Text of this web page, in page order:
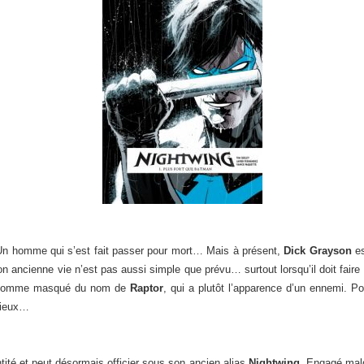
homme qui s’est fait passer pour mort… Mais à présent, Dick Grayson
ancienne vie n’est pas aussi simple que prévu… surtout lorsqu’il doit
masqué du nom de Raptor, qui a plutôt l’apparence d’un ennemi.